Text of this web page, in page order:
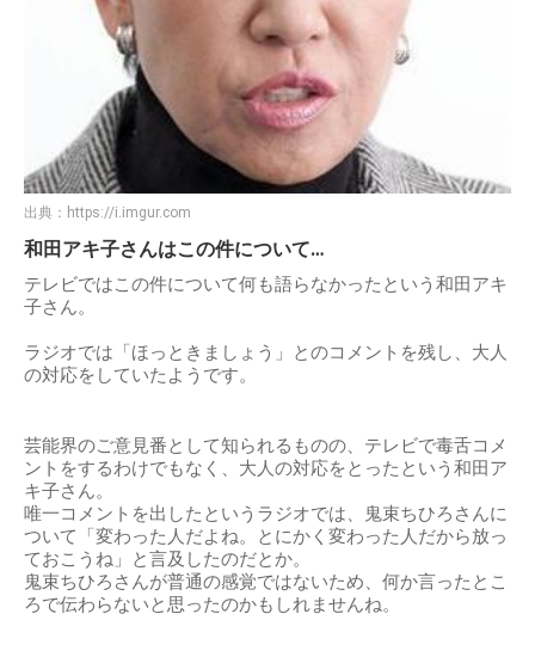
出典： https://i.imgur.com
和田アキ子さんはこの件について…
テレビではこの件について何も語らなかったという和田アキ
子さん。
ラジオでは「ほっときましょう」とのコメントを残し、大人
の対応をしていたようです。
芸能界のご意見番として知られるものの、テレビで毒舌コメ
ントをするわけでもなく、大人の対応をとったという和田ア
キ子さん。
唯一コメントを出したというラジオでは、鬼束ちひろさんに
ついて「変わった人だよね。とにかく変わった人だから放っ
ておこうね」と言及したのだとか。
鬼束ちひろさんが普通の感覚ではないため、何か言ったとこ
ろで伝わらないと思ったのかもしれませんね。